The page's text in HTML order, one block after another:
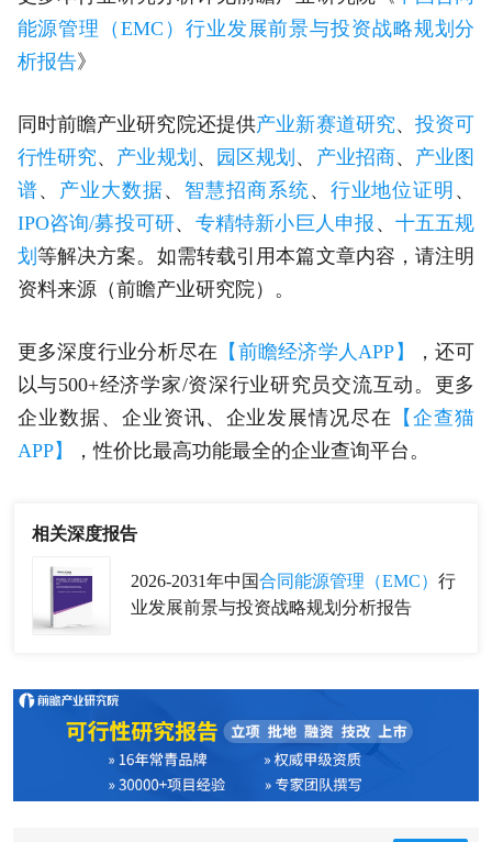
能源管理（EMC）行业发展前景与投资战略规划分
析报告》
同时前瞻产业研究院还提供产业新赛道研究、投资可
行性研究、 产业规划 、 园区规划 、 产业招商、 产业图
谱、 产业大数据、 智慧招商系统、 行业地位证明 、
IPO咨询/募投可研、 专精特新小巨人申报 、 十五五规
划 等解决方案。如需转载引用本篇文章内容，请注明
资料来源（前瞻产业研究院）。
更多深度行业分析尽在 【前瞻经济学人APP】
，还可
以与500+经济学家/资深行业研究员交流互动。更多
企业数据、企业资讯、企业发展情况尽在
【企查猫
APP】
，性价比最高功能最全的企业查询平台。
相关深度报告
2026-2031年中国合同能源管理（EMC） 行
业发展前景与投资战略规划分析报告